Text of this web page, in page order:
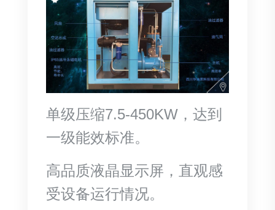
单级压缩7.5-450KW，达到
一级能效标准。
高品质液晶显示屏，直观感
受设备运行情况。